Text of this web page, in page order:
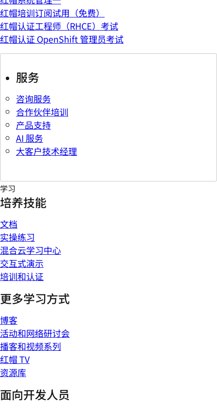
红帽培训订阅试用（免费）
红帽认证工程师（RHCE）考试
红帽认证 OpenShift 管理员考试
服务
咨询服务
合作伙伴培训
产品支持
AI 服务
大客户技术经理
学习
培养技能
文档
实操练习
混合云学习中心
交互式演示
培训和认证
更多学习方式
博客
活动和网络研讨会
播客和视频系列
红帽 TV
资源库
面向开发人员